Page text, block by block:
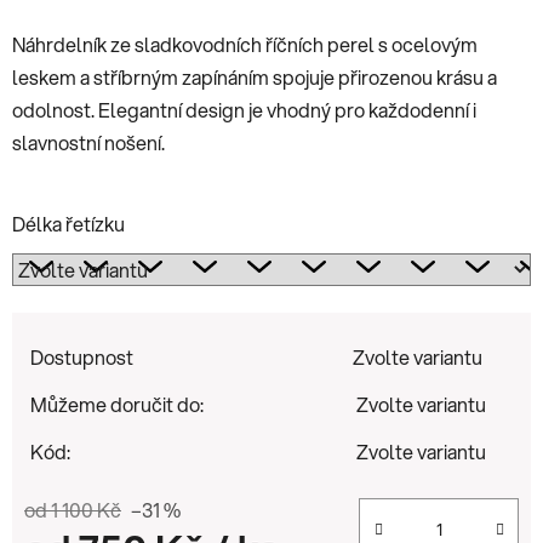
Náhrdelník ze sladkovodních říčních perel s ocelovým
leskem a stříbrným zapínáním spojuje přirozenou krásu a
odolnost. Elegantní design je vhodný pro každodenní i
slavnostní nošení.
Délka řetízku
Dostupnost
Zvolte variantu
Můžeme doručit do:
Zvolte variantu
Kód:
Zvolte variantu
od 1 100 Kč –31 %